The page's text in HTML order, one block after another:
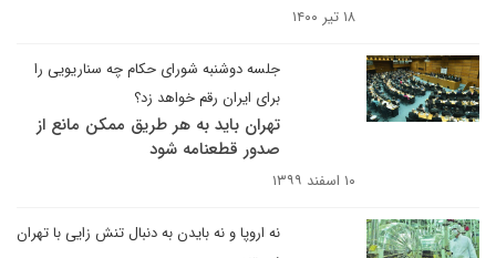
۱۸ تیر ۱۴۰۰
جلسه دوشنبه شورای حکام چه سناریویی را
برای ایران رقم خواهد زد؟
تهران باید به هر طریق ممکن مانع از
صدور قطعنامه شود
۱۰ اسفند ۱۳۹۹
نه اروپا و نه بایدن به دنبال تنش زایی با تهران